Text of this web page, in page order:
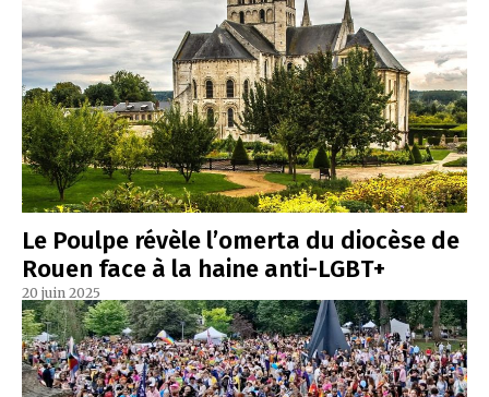
Le Poulpe révèle l’omerta du diocèse de
Rouen face à la haine anti-LGBT+
20 juin 2025